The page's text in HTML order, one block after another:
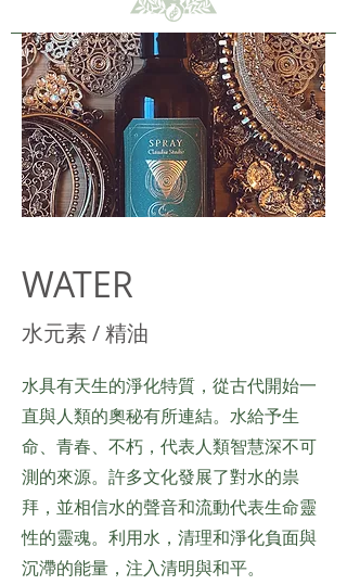
WATER
​水元素 / 精油
​水具有天生的淨化特質，從古代開始一
直與人類的奧秘有所連結。水給予生
命、青春、不朽，代表人類智慧深不可
測的來源。許多文化發展了對水的祟
拜，並相信水的聲音和流動代表生命靈
性的靈魂。利用水，清理和淨化負面與
沉滯的能量，注入清明與和平。